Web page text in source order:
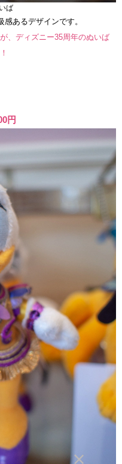
ば
あるデザインです。
、ディズニー35周年のぬいば
円